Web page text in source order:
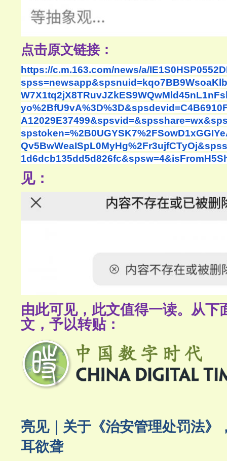
点击原文链接：
https://c.m.163.com/news/a/
见：
由此可见，此文值得一读。从下
文，予以转贴：
亮见｜关于《治安管理处罚法》
耳欲聋